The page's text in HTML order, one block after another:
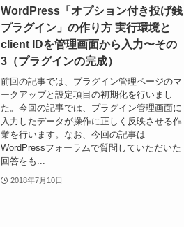
WordPress「オプション付き投げ銭
プラグイン」の作り方 実行環境と
client IDを管理画面から入力〜その
3（プラグインの完成）
前回の記事では、プラグイン管理ページのマ
ークアップと設定項目の初期化を行いまし
た。今回の記事では、プラグイン管理画面に
入力したデータが操作に正しく反映させる作
業を行います。なお、今回の記事は
WordPressフォーラムで質問していただいた
回答をも...
2018年7月10日